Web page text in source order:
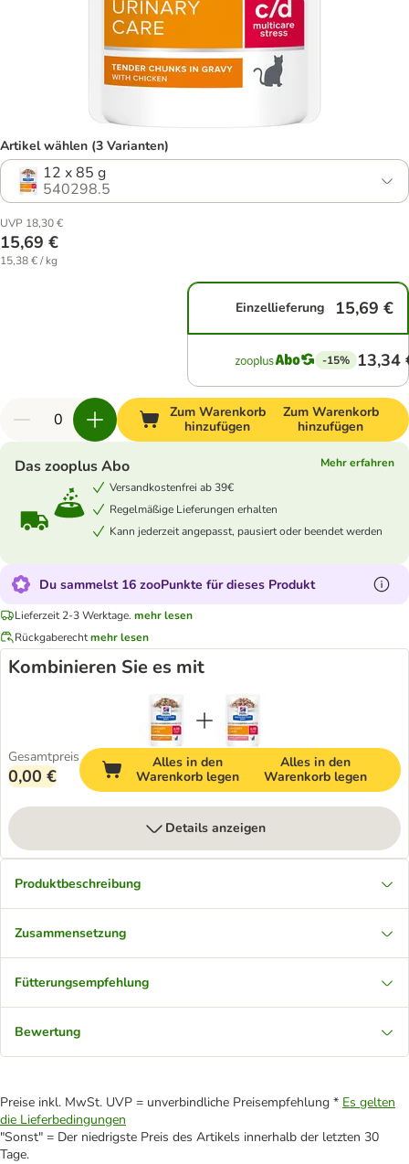
Artikel wählen (3 Varianten)
12 x 85 g
540298.5
UVP 18,30 €
15,69 €
15,38 € / kg
Einzellieferung 15,69 €
-15% 13,34
Zum Warenkorb
hinzufügen
Zum Warenkorb
hinzufügen
Das zooplus Abo
Mehr erfahren
Versandkostenfrei ab 39€
Regelmäßige Lieferungen erhalten
Kann jederzeit angepasst, pausiert oder beendet werden
Du sammelst 16 zooPunkte für dieses Produkt
Lieferzeit 2-3 Werktage. mehr lesen
Rückgaberechtmehr lesen
Kombinieren Sie es mit
Gesamtpreis
0,00 €
Alles in den
Warenkorb legen
Alles in den
Warenkorb legen
Details anzeigen
Produktbeschreibung
Zusammensetzung
Fütterungsempfehlung
Bewertung
Preise inkl. MwSt. UVP = unverbindliche Preisempfehlung * Es gelten
die Lieferbedingungen
"Sonst" = Der niedrigste Preis des Artikels innerhalb der letzten 30
Tage.